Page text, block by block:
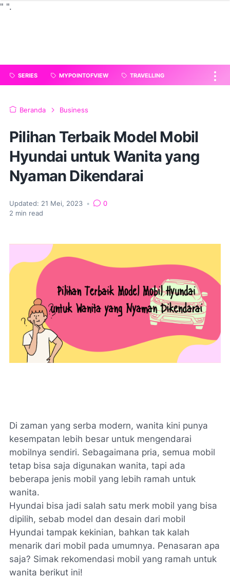
" ".
SERIES MYPOINTOFVIEW TRAVELLING
Beranda Business
Pilihan Terbaik Model Mobil
Hyundai untuk Wanita yang
Nyaman Dikendarai
Updated: 21 Mei, 2023 •
0
2 min read
Di zaman yang serba modern, wanita kini punya
kesempatan lebih besar untuk mengendarai
mobilnya sendiri. Sebagaimana pria, semua mobil
tetap bisa saja digunakan wanita, tapi ada
beberapa jenis mobil yang lebih ramah untuk
wanita.
Hyundai bisa jadi salah satu merk mobil yang bisa
dipilih, sebab model dan desain dari mobil
Hyundai tampak kekinian, bahkan tak kalah
menarik dari mobil pada umumnya. Penasaran apa
saja? Simak rekomendasi mobil yang ramah untuk
wanita berikut ini!